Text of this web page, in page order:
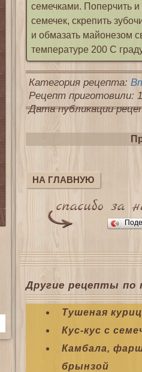
семечками. Поперчить
семечек, скрепить
и обмазать майонезом
температуре 200 С
Категория рецепта:
Рецепт приготовили:
Дата публикации
НА ГЛАВНУЮ
Другие рецепты по
Тушеная
Кус-кус с
Камбала,
брынзой